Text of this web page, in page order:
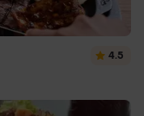
4.5